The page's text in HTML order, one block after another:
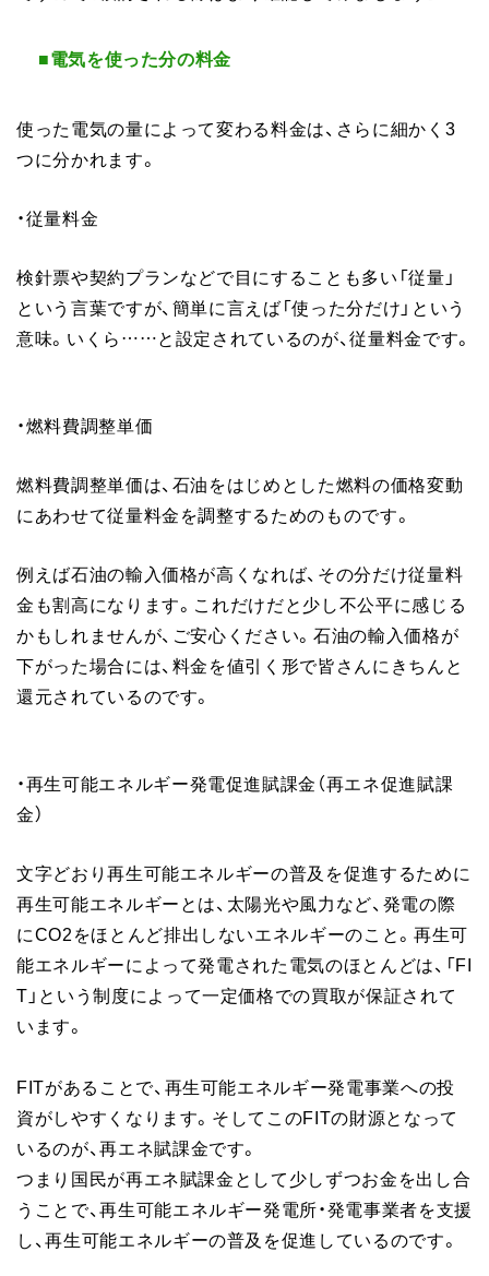
■電気を使った分の料金
使った電気の量によって変わる料金は、さらに細かく3
つに分かれます。
・従量料金
検針票や契約プランなどで目にすることも多い「従量」
という言葉ですが、簡単に言えば「使った分だけ」という
意味。いくら……と設定されているのが、従量料金です。
・燃料費調整単価
燃料費調整単価は、石油をはじめとした燃料の価格変動
にあわせて従量料金を調整するためのものです。
例えば石油の輸入価格が高くなれば、その分だけ従量料
金も割高になります。これだけだと少し不公平に感じる
かもしれませんが、ご安心ください。石油の輸入価格が
下がった場合には、料金を値引く形で皆さんにきちんと
還元されているのです。
・再生可能エネルギー発電促進賦課金（再エネ促進賦課
金）
文字どおり再生可能エネルギーの普及を促進するために
再生可能エネルギーとは、太陽光や風力など、発電の際
にCO2をほとんど排出しないエネルギーのこと。再生可
能エネルギーによって発電された電気のほとんどは、「FI
T」という制度によって一定価格での買取が保証されて
います。
FITがあることで、再生可能エネルギー発電事業への投
資がしやすくなります。そしてこのFITの財源となって
いるのが、再エネ賦課金です。
つまり国民が再エネ賦課金として少しずつお金を出し合
うことで、再生可能エネルギー発電所・発電事業者を支援
し、再生可能エネルギーの普及を促進しているのです。